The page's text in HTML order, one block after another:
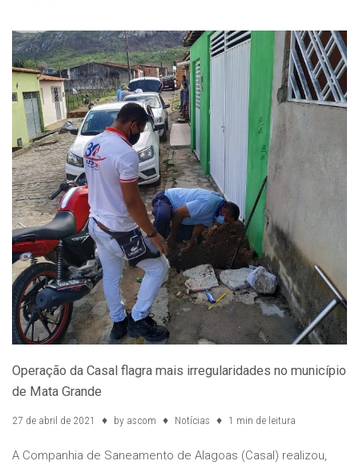
Operação da Casal flagra mais irregularidades no município
de Mata Grande
27 de abril de 2021 by ascom Notícias 1 min de leitura
A Companhia de Saneamento de Alagoas (Casal) realizou,